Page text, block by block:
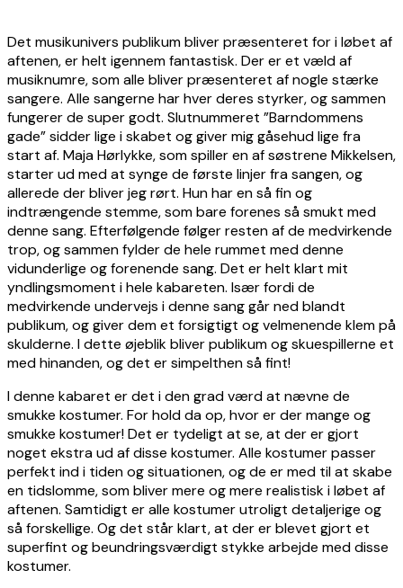
Det musikunivers publikum bliver præsenteret for i løbet af
aftenen, er helt igennem fantastisk. Der er et væld af
musiknumre, som alle bliver præsenteret af nogle stærke
sangere. Alle sangerne har hver deres styrker, og sammen
fungerer de super godt. Slutnummeret ”Barndommens
gade” sidder lige i skabet og giver mig gåsehud lige fra
start af. Maja Hørlykke, som spiller en af søstrene Mikkelsen,
starter ud med at synge de første linjer fra sangen, og
allerede der bliver jeg rørt. Hun har en så fin og
indtrængende stemme, som bare forenes så smukt med
denne sang. Efterfølgende følger resten af de medvirkende
trop, og sammen fylder de hele rummet med denne
vidunderlige og forenende sang. Det er helt klart mit
yndlingsmoment i hele kabareten. Især fordi de
medvirkende undervejs i denne sang går ned blandt
publikum, og giver dem et forsigtigt og velmenende klem på
skulderne. I dette øjeblik bliver publikum og skuespillerne et
med hinanden, og det er simpelthen så fint!
I denne kabaret er det i den grad værd at nævne de
smukke kostumer. For hold da op, hvor er der mange og
smukke kostumer! Det er tydeligt at se, at der er gjort
noget ekstra ud af disse kostumer. Alle kostumer passer
perfekt ind i tiden og situationen, og de er med til at skabe
en tidslomme, som bliver mere og mere realistisk i løbet af
aftenen. Samtidigt er alle kostumer utroligt detaljerige og
så forskellige. Og det står klart, at der er blevet gjort et
superfint og beundringsværdigt stykke arbejde med disse
kostumer.